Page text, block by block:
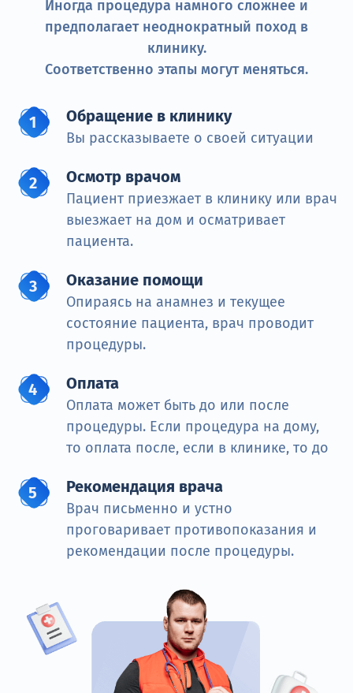
Иногда процедура намного сложнее и
предполагает неоднократный поход в
клинику.
Соответственно этапы могут меняться.
Обращение в клинику
Вы рассказываете о своей ситуации
Осмотр врачом
Пациент приезжает в клинику или врач
выезжает на дом и осматривает
пациента.
Оказание помощи
Опираясь на анамнез и текущее
состояние пациента, врач проводит
процедуры.
Оплата
Оплата может быть до или после
процедуры. Если процедура на дому,
то оплата после, если в клинике, то до
Рекомендация врача
Врач письменно и устно
проговаривает противопоказания и
рекомендации после процедуры.